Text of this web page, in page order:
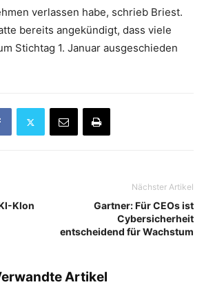
verlassen habe, schrieb Briest.
bereits angekündigt, dass viele
Stichtag 1. Januar ausgeschieden
Klon
Nächster Artikel
Gartner: Für CEOs ist
Cybersicherheit
entscheidend für Wachstum
Artikel